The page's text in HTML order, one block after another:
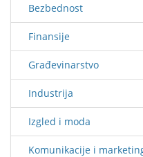
Bezbednost
Finansije
Građevinarstvo
Industrija
Izgled i moda
Komunikacije i